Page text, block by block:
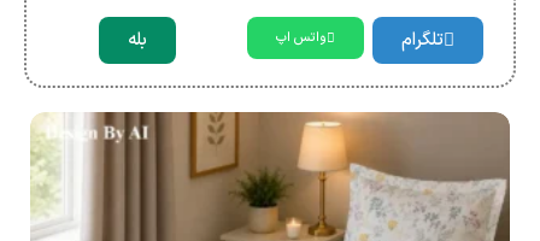
تلگرام واتس اپ بله